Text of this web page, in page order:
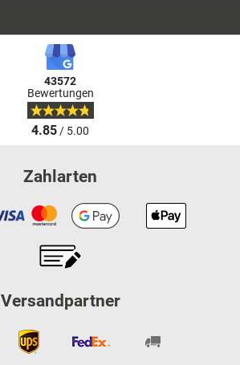
43572
Bewertungen
4.85/ 5.00
Zahlarten
Versandpartner